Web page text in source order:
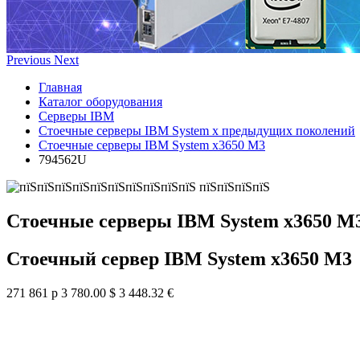
Previous Next
Главная
Каталог оборудования
Серверы IBM
Стоечные серверы IBM System x предыдущих поколений
Стоечные серверы IBM System x3650 M3
794562U
Стоечные серверы IBM System x3650
Стоечный сервер IBM System x3650 M3
271 861 р 3 780.00 $ 3 448.32 €